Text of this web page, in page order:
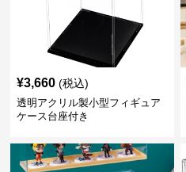
¥3,660 (税込)
透明アクリル製小型フィギュア
ケース台座付き